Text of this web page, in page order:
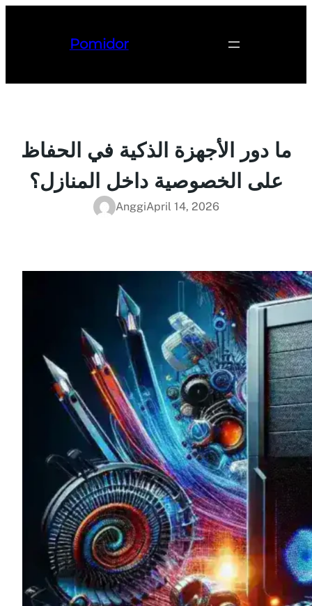
Pomidor
ما دور الأجهزة الذكية في الحفاظ
على الخصوصية داخل المنازل؟
AnggiApril 14, 2026